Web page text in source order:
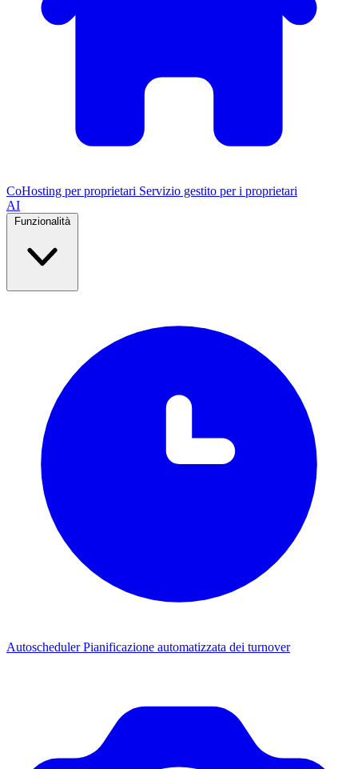
CoHosting per proprietari Servizio gestito per i proprietari
AI
Funzionalità
AutoschedulerPianificazione automatizzata dei turnover